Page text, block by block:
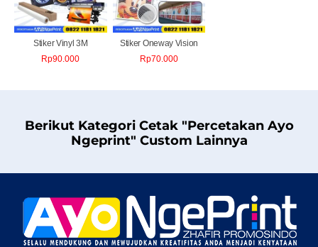
Stiker Vinyl 3M
Rp90.000
Stiker Oneway Vision
Rp70.000
Berikut Kategori Cetak "Percetakan Ayo
Ngeprint" Custom Lainnya